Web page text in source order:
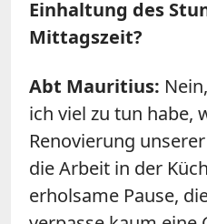
Einhaltung des
Mittagszeit?
Abt Mauritius:
ich viel zu tun habe,
Renovierung
die Arbeit in der
erholsame Pause,